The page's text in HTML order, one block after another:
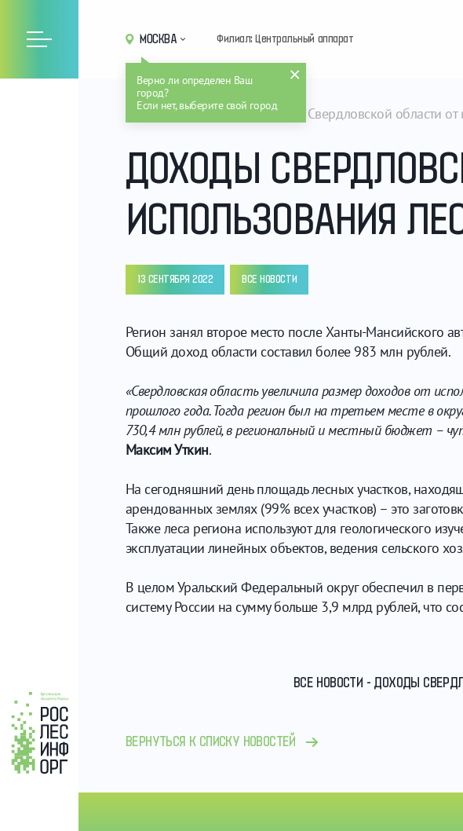
МОСКВА
Верно ли определен Ваш
город?
Если нет, выберите свой город
Филиал: Центральный аппарат
Главная Новости Доходы Свердловской области от
ДОХОДЫ
ИСПОЛЬЗОВАНИЯ
13 СЕНТЯБРЯ 2022 ВСЕ НОВОСТИ
Регион занял второе место после Ханты-Мансийского
Общий доход области составил более 983 млн рублей.
«Свердловская область увеличила размер доходов от
прошлого года. Тогда регион был на третьем месте в
730,4 млн рублей, в региональный и местный бюджет –
Максим Уткин.
На сегодняшний день площадь лесных участков,
арендованных землях (99% всех участков) – это
Также леса региона используют для геологического
эксплуатации линейных объектов, ведения сельского
В целом Уральский Федеральный округ обеспечил в
систему России на сумму больше 3,9 млрд рублей, что
ВСЕ НОВОСТИ - ДОХОДЫ
ВЕРНУТЬСЯ К СПИСКУ НОВОСТЕЙ